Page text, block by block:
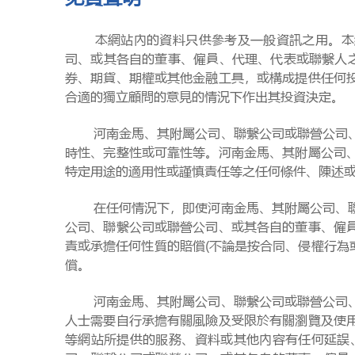
本網站內的資料只供參考及一般資訊之用。本
司、或其各自的董事、僱員、代理、代表或聯繫
券、期貨、期權或其他金融工具，或構成提供任
合適的獨立顧問的意見的情況下作出其投資決定。
河南金馬、其附屬公司、聯繫公司或聯營公司
時性、完整性或可靠性等。河南金馬、其附屬公
特定用途的適用性或謹慎責任等之任何條件、陳
在任何情況下，即使河南金馬、其附屬公司、
公司、聯繫公司或聯營公司、或其各自的董事、
責或承擔任何性質的賠償(不論是按合同、侵權行
償。
河南金馬、其附屬公司、聯繫公司或聯營公司
人士需要自行承擔有關風險及受限於有關瀏覽及
等網站所提供的服務、資料或其他內容有任何延